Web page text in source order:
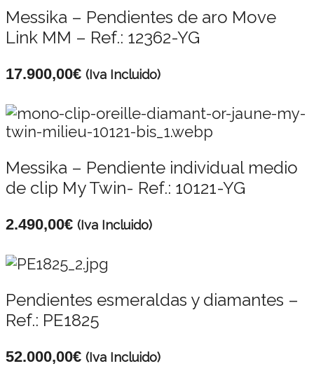
Messika – Pendientes de aro Move
Link MM – Ref.: 12362-YG
17.900,00€ (Iva Incluido)
Messika – Pendiente individual medio
de clip My Twin- Ref.: 10121-YG
2.490,00€ (Iva Incluido)
Pendientes esmeraldas y diamantes –
Ref.: PE1825
52.000,00€ (Iva Incluido)